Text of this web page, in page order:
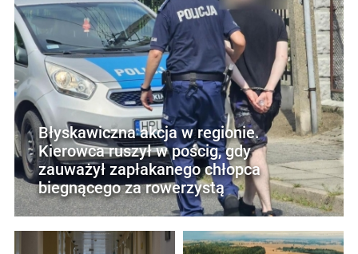
Błyskawiczna akcja w regionie.
Kierowca ruszył w pościg, gdy
zauważył zapłakanego chłopca
biegnącego za rowerzystą